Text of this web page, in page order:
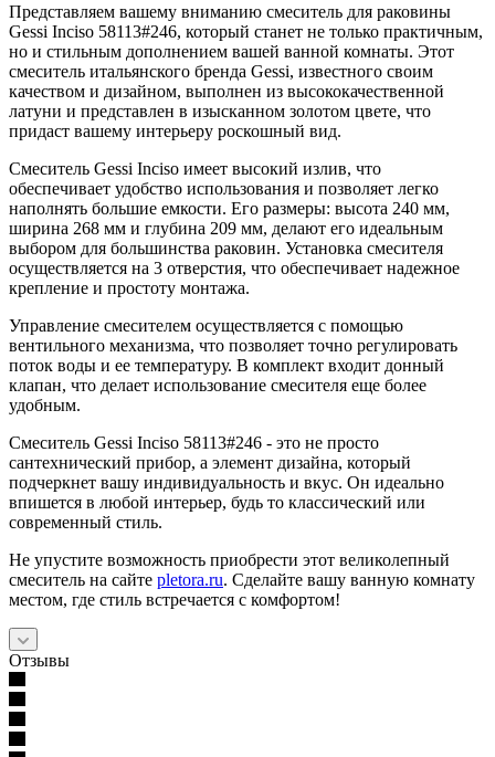
Представляем вашему вниманию смеситель для раковины
Gessi Inciso 58113#246, который станет не только практичным,
но и стильным дополнением вашей ванной комнаты. Этот
смеситель итальянского бренда Gessi, известного своим
качеством и дизайном, выполнен из высококачественной
латуни и представлен в изысканном золотом цвете, что
придаст вашему интерьеру роскошный вид.
Смеситель Gessi Inciso имеет высокий излив, что
обеспечивает удобство использования и позволяет легко
наполнять большие емкости. Его размеры: высота 240 мм,
ширина 268 мм и глубина 209 мм, делают его идеальным
выбором для большинства раковин. Установка смесителя
осуществляется на 3 отверстия, что обеспечивает надежное
крепление и простоту монтажа.
Управление смесителем осуществляется с помощью
вентильного механизма, что позволяет точно регулировать
поток воды и ее температуру. В комплект входит донный
клапан, что делает использование смесителя еще более
удобным.
Смеситель Gessi Inciso 58113#246 - это не просто
сантехнический прибор, а элемент дизайна, который
подчеркнет вашу индивидуальность и вкус. Он идеально
впишется в любой интерьер, будь то классический или
современный стиль.
Не упустите возможность приобрести этот великолепный
смеситель на сайте pletora.ru. Сделайте вашу ванную комнату
местом, где стиль встречается с комфортом!
Отзывы